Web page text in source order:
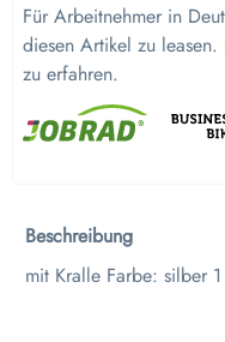
Für Arbeitnehmer in
diesen Artikel zu
zu erfahren.
Beschreibung
mit Kralle Farbe: silber